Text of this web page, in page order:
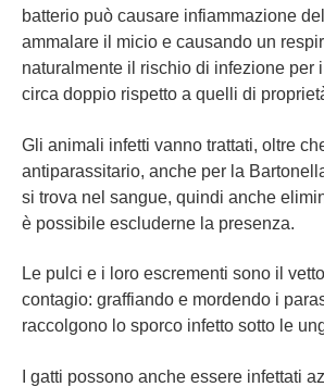
batterio può causare infiammazione
ammalare il micio e causando un
naturalmente il rischio di infezione per
circa doppio rispetto a quelli di
Gli animali infetti vanno trattati, oltre
antiparassitario, anche per la
si trova nel sangue, quindi anche
è possibile escluderne la presenza.
Le pulci e i loro escrementi sono il
contagio: graffiando e mordendo i
raccolgono lo sporco infetto sotto le
I gatti possono anche essere infettati